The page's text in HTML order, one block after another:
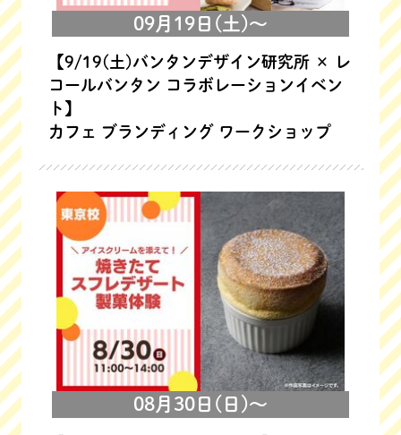
09月19日(土)～
【9/19(土)バンタンデザイン研究所 × レ
コールバンタン コラボレーションイベン
ト】
カフェ ブランディング ワークショップ
08月30日(日)～